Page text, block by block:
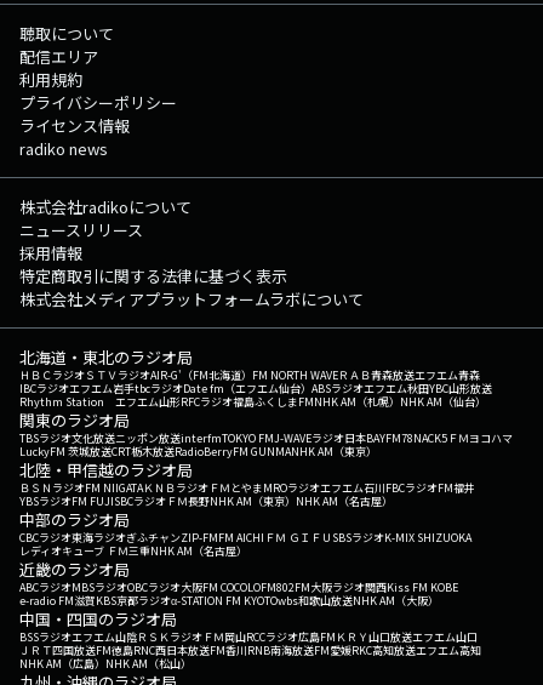
聴取について
配信エリア
利用規約
プライバシーポリシー
ライセンス情報
radiko news
株式会社radikoについて
ニュースリリース
採用情報
特定商取引に関する法律に基づく表示
株式会社メディアプラットフォームラボについて
北海道・東北のラジオ局
ＨＢＣラジオＳＴＶラジオAIR-G'（FM北海道） FM NORTH WAVEＲＡＢ青森放送エフエム青森
IBCラジオエフエム岩手tbcラジオDate fm（エフエム仙台） ABSラジオエフエム秋田YBC山形放送
Rhythm Station エフエム山形RFCラジオ福島ふくしまFMNHK AM（札幌） NHK AM（仙台）
関東のラジオ局
TBSラジオ文化放送ニッポン放送interfmTOKYO FMJ-WAVEラジオ日本BAYFM78NACK5 ＦＭヨコハマ
LuckyFM 茨城放送CRT栃木放送RadioBerryFM GUNMANHK AM（東京）
北陸・甲信越のラジオ局
ＢＳＮラジオFM NIIGATAＫＮＢラジオ ＦＭとやまMROラジオエフエム石川FBCラジオFM福井
YBSラジオFM FUJISBCラジオ ＦＭ長野NHK AM（東京） NHK AM（名古屋）
中部のラジオ局
CBCラジオ東海ラジオぎふチャンZIP-FMFM AICHI ＦＭ ＧＩＦＵ SBSラジオK-MIX SHIZUOKA
レディオキューブ ＦＭ三重NHK AM（名古屋）
近畿のラジオ局
ABCラジオMBSラジオOBCラジオ大阪FM COCOLOFM802FM大阪ラジオ関西Kiss FM KOBE
e-radio FM滋賀KBS京都ラジオα-STATION FM KYOTOwbs和歌山放送NHK AM（大阪）
中国・四国のラジオ局
BSSラジオエフエム山陰ＲＳＫラジオ ＦＭ岡山RCCラジオ広島FM ＫＲＹ山口放送エフエム山口
ＪＲＴ四国放送FM徳島RNC西日本放送FM香川RNB南海放送FM愛媛RKC高知放送エフエム高知
NHK AM（広島） NHK AM（松山）